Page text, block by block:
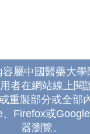
屬中國醫藥大學
者在網站線上閱
重製部分或全部
、Firefox或
器瀏覽。